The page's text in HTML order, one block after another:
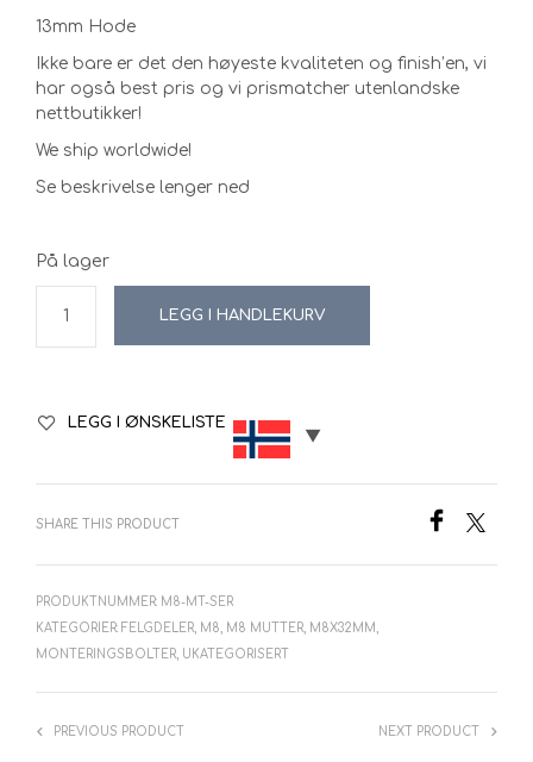
13mm Hode
Ikke bare er det den høyeste kvaliteten og finish’en, vi
har også best pris og vi prismatcher utenlandske
nettbutikker!
We ship worldwide!
Se beskrivelse lenger ned
På lager
LEGG I HANDLEKURV
LEGG I ØNSKELISTE
SHARE THIS PRODUCT
PRODUKTNUMMER: M8-MT-SER
KATEGORIER: FELGDELER M8 M8 MUTTER M8X32MM
MONTERINGSBOLTER UKATEGORISERT
PREVIOUS PRODUCT NEXT PRODUCT